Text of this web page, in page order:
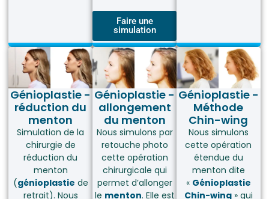
Faire une
simulation
Génioplastie -
réduction du
menton
Simulation de la
chirurgie de
réduction du
menton
(génioplastie de
retrait). Nous
Génioplastie -
allongement
du menton
Nous simulons par
retouche photo
cette opération
chirurgicale qui
permet d’allonger
le menton. Elle est
Génioplastie -
Méthode
Chin-wing
Nous simulons
cette opération
étendue du
menton dite
« Génioplastie
Chin-wing» qui